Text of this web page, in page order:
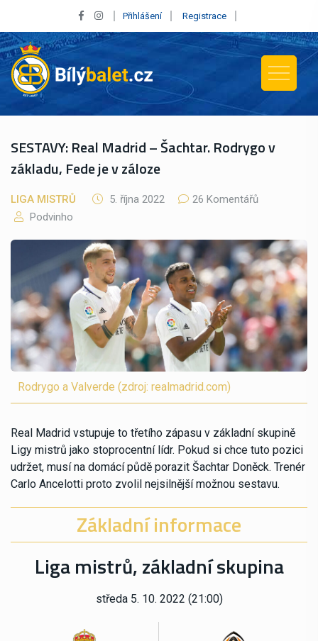
Přihlášení Registrace
SESTAVY: Real Madrid – Šachtar. Rodrygo v
základu, Fede je v záloze
LIGA MISTRŮ 5. října 2022
26 Komentářů
Podvinho
Rodrygo a Valverde (zdroj: realmadrid.com)
Real Madrid vstupuje to třetího zápasu v základní skupině
Ligy mistrů jako stoprocentní lídr. Pokud si chce tuto pozici
udržet, musí na domácí půdě porazit Šachtar Doněck. Trenér
Carlo Ancelotti proto zvolil nejsilnější možnou sestavu.
Základní informace
Liga mistrů, základní skupina
středa 5. 10. 2022 (21:00)